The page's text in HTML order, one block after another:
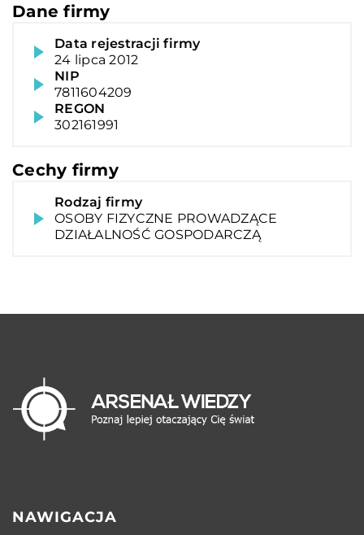
Dane firmy
Data rejestracji firmy
24 lipca 2012
NIP
7811604209
REGON
302161991
Cechy firmy
Rodzaj firmy
OSOBY FIZYCZNE PROWADZĄCE
DZIAŁALNOŚĆ GOSPODARCZĄ
NAWIGACJA